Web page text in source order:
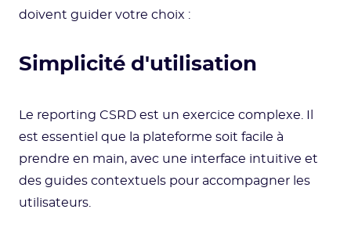
doivent guider votre choix :
Simplicité d'utilisation
Le reporting CSRD est un exercice complexe. Il
est essentiel que la plateforme soit facile à
prendre en main, avec une interface intuitive et
des guides contextuels pour accompagner les
utilisateurs.